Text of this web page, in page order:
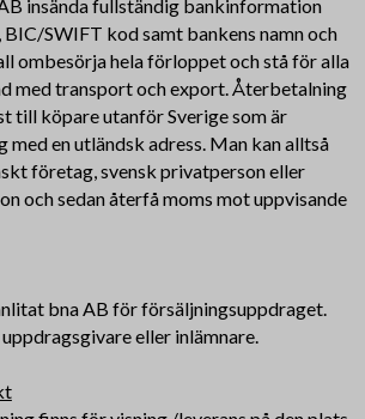
insända fullständig bankinformation
SWIFT kod samt bankens namn och
ombesörja hela förloppet och stå för alla
med transport och export. Återbetalning
till köpare utanför Sverige som är
en utländsk adress. Man kan alltså
företag, svensk privatperson eller
och sedan återfå moms mot uppvisande
bna AB för försäljningsuppdraget.
eller inlämnare.